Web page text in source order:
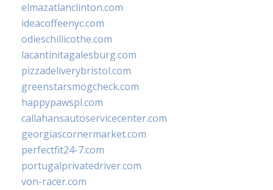
elmazatlanclinton.com
ideacoffeenyc.com
odieschillicothe.com
lacantinitagalesburg.com
pizzadeliverybristol.com
greenstarsmogcheck.com
happypawspl.com
callahansautoservicecenter.com
georgiascornermarket.com
perfectfit24-7.com
portugalprivatedriver.com
von-racer.com